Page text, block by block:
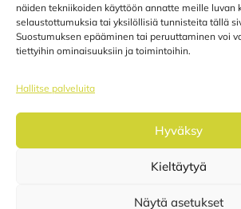
näiden tekniikoiden käyttöön annatte meille luvan
selaustottumuksia tai yksilöllisiä tunnisteita tällä
Suostumuksen epääminen tai peruuttaminen voi
tiettyihin ominaisuuksiin ja toimintoihin.
Hallitse palveluita
Hyväksy
Kieltäytyä
Näytä asetukset
sales@speerit.nl
© 2022 Speer IT B.V.